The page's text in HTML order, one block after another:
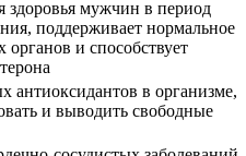
здоровья мужчин в период
поддерживает нормальное
органов и способствует
антиоксидантов в организме,
и выводить свободные